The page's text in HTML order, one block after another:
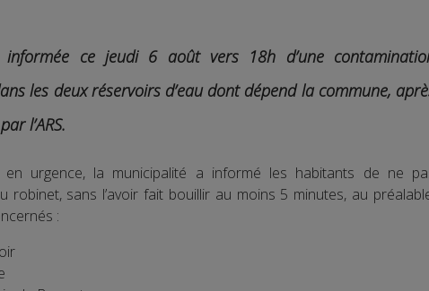
ce jeudi 6 août vers 18h d’une
les deux réservoirs d’eau dont dépend la commune,
l’ARS.
urgence, la municipalité a informé les habitants de ne
robinet, sans l’avoir fait bouillir au moins 5 minutes, au
: